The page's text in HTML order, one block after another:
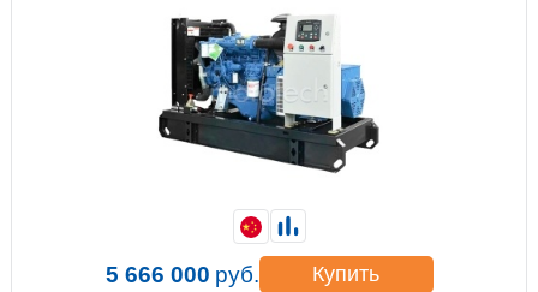
5 666 000 руб. Купить